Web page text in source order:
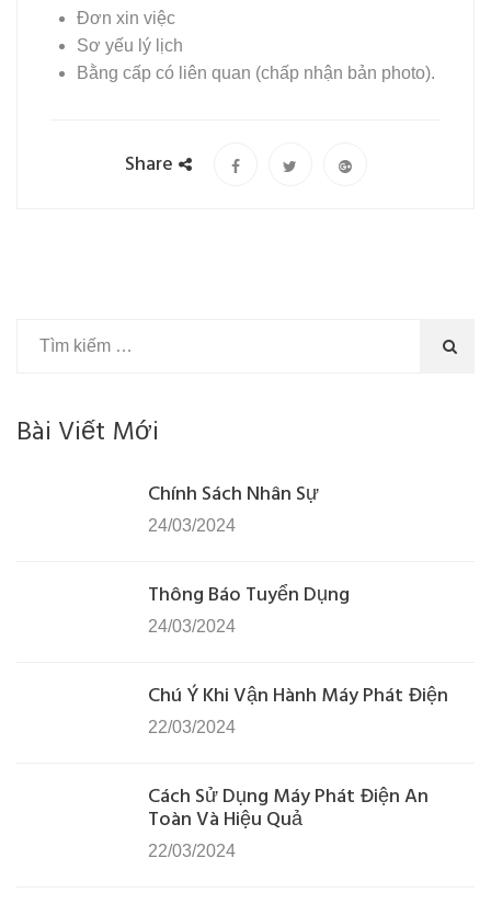
Đơn xin việc
Sơ yếu lý lịch
Bằng cấp có liên quan (chấp nhận bản photo).
Share
Bài Viết Mới
Chính Sách Nhân Sự
24/03/2024
Thông Báo Tuyển Dụng
24/03/2024
Chú Ý Khi Vận Hành Máy Phát Điện
22/03/2024
Cách Sử Dụng Máy Phát Điện An
Toàn Và Hiệu Quả
22/03/2024